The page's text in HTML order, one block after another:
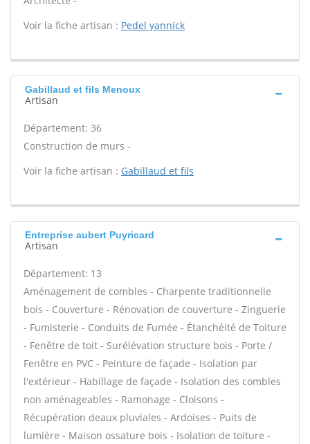
Voir la fiche artisan : Pedel yannick
Gabillaud et fils Menoux
Artisan
Département: 36
Construction de murs -
Voir la fiche artisan : Gabillaud et fils
Entreprise aubert Puyricard
Artisan
Département: 13
Aménagement de combles - Charpente traditionnelle
bois - Couverture - Rénovation de couverture - Zinguerie
- Fumisterie - Conduits de Fumée - Étanchéité de Toiture
- Fenêtre de toit - Surélévation structure bois - Porte /
Fenêtre en PVC - Peinture de façade - Isolation par
l'extérieur - Habillage de façade - Isolation des combles
non aménageables - Ramonage - Cloisons -
Récupération deaux pluviales - Ardoises - Puits de
lumière - Maison ossature bois - Isolation de toiture -